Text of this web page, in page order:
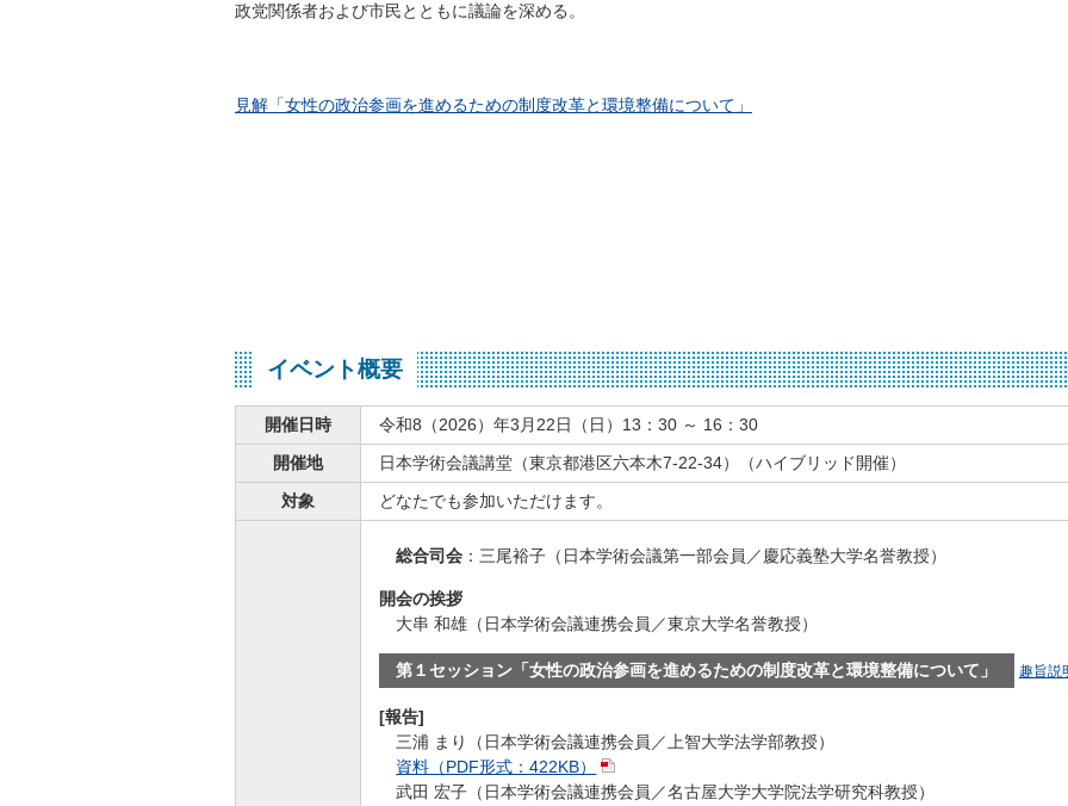
政党関係者および市民とともに議論を深める。
見解「女性の政治参画を進めるための制度改革と環境整備について」
イベント概要
開催日時
令和8（2026）年3月22日（日）13：30 ～ 16：30
開催地
日本学術会議講堂（東京都港区六本木7-22-34）（ハイブリッド開催）
対象
どなたでも参加いただけます。
総合司会 ：三尾裕子（日本学術会議第一部会員／慶応義塾大学名誉教授）
開会の挨拶
大串 和雄（日本学術会議連携会員／東京大学名誉教授）
第１セッション「女性の政治参画を進めるための制度改革と環境整備について」 趣旨説
[報告]
三浦 まり（日本学術会議連携会員／上智大学法学部教授）
資料（PDF形式：422KB）
武田 宏子（日本学術会議連携会員／名古屋大学大学院法学研究科教授）